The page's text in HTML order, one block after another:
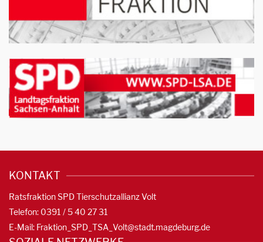
KONTAKT
Ratsfraktion SPD Tierschutzallianz Volt
Telefon: 0391 / 5 40 27 31
E-Mail: Fraktion_SPD_TSA_Volt@stadt.magdeburg.de